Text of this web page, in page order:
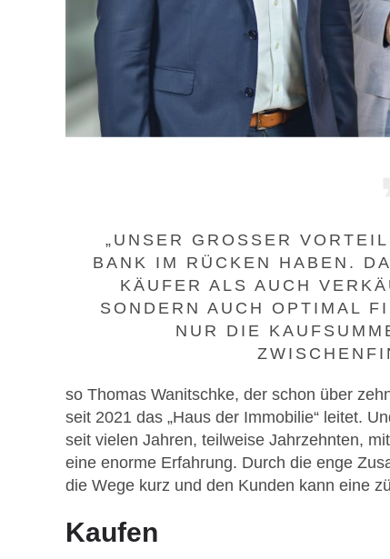
„UNSER GROSSER
ANK IM RÜCKEN HABEN.
ÄUFER ALS AUCH
ONDERN AUCH OPTIMAL
UR DIE
so Thomas Wanitschke, der schon über
seit 2021 das „Haus der Immobilie“ leitet.
seit vielen Jahren, teilweise Jahrzehnten,
eine enorme Erfahrung. Durch die enge
die Wege kurz und den Kunden kann eine
Kaufen